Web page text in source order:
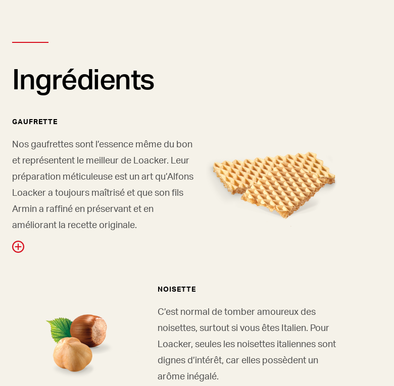
Ingrédients
GAUFRETTE
Nos gaufrettes sont l’essence même du bon
et représentent le meilleur de Loacker. Leur
préparation méticuleuse est un art qu’Alfons
Loacker a toujours maîtrisé et que son fils
Armin a raffiné en préservant et en
améliorant la recette originale.
NOISETTE
C’est normal de tomber amoureux des
noisettes, surtout si vous êtes Italien. Pour
Loacker, seules les noisettes italiennes sont
dignes d’intérêt, car elles possèdent un
arôme inégalé.